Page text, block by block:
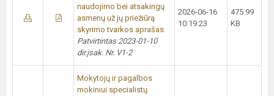
naudojimo bei atsakingų
asmenų už jų priežiūrą
skyrimo tvarkos aprašas
Patvirtintas 2023-01-10
dir.įsak. Nr. V1-2
2026-06-16
10:19:23
475.99
KB
Mokytojų ir pagalbos
mokiniui specialistų